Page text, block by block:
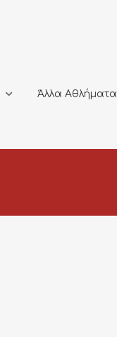
Άλλα Αθλήματα